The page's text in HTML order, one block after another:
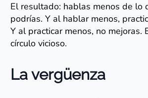
El resultado: hablas menos de lo
podrías. Y al hablar menos,
Y al practicar menos, no mejoras.
círculo vicioso.
La vergüenza